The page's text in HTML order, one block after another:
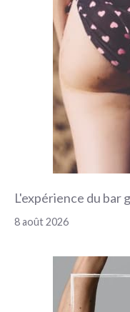
L'expérience du bar
8 août 2026